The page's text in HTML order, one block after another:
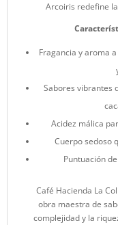
Arcoiris redefine
Fragancia y aroma
Sabores vibrantes
Acidez málica
Cuerpo sedoso
Puntuación
Café Hacienda La
obra maestra de
complejidad y la